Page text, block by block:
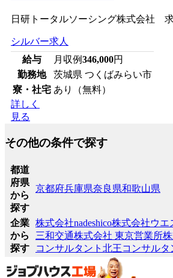
日研トータルソーシング株式会社
シルバー求人
給与
月収例346,000円
勤務地
茨城県 つくばみらい市
寮・社宅 あり（無料）
詳しく
見る
その他の条件で探す
都道
府県
から
探す
京都府兵庫県奈良県和歌山県
企業
から
探す
株式会社nadeshico株式会社ウエ
三和交通株式会社 東京営業所
コンサルタント 北王コンサルタ